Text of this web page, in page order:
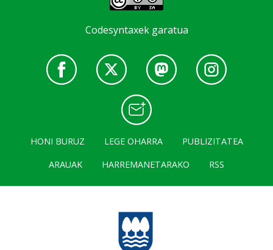
Codesyntaxek garatua
HONI BURUZ LEGE OHARRA
PUBLIZITATEA
ARAUAK
HARREMANETARAKO RSS